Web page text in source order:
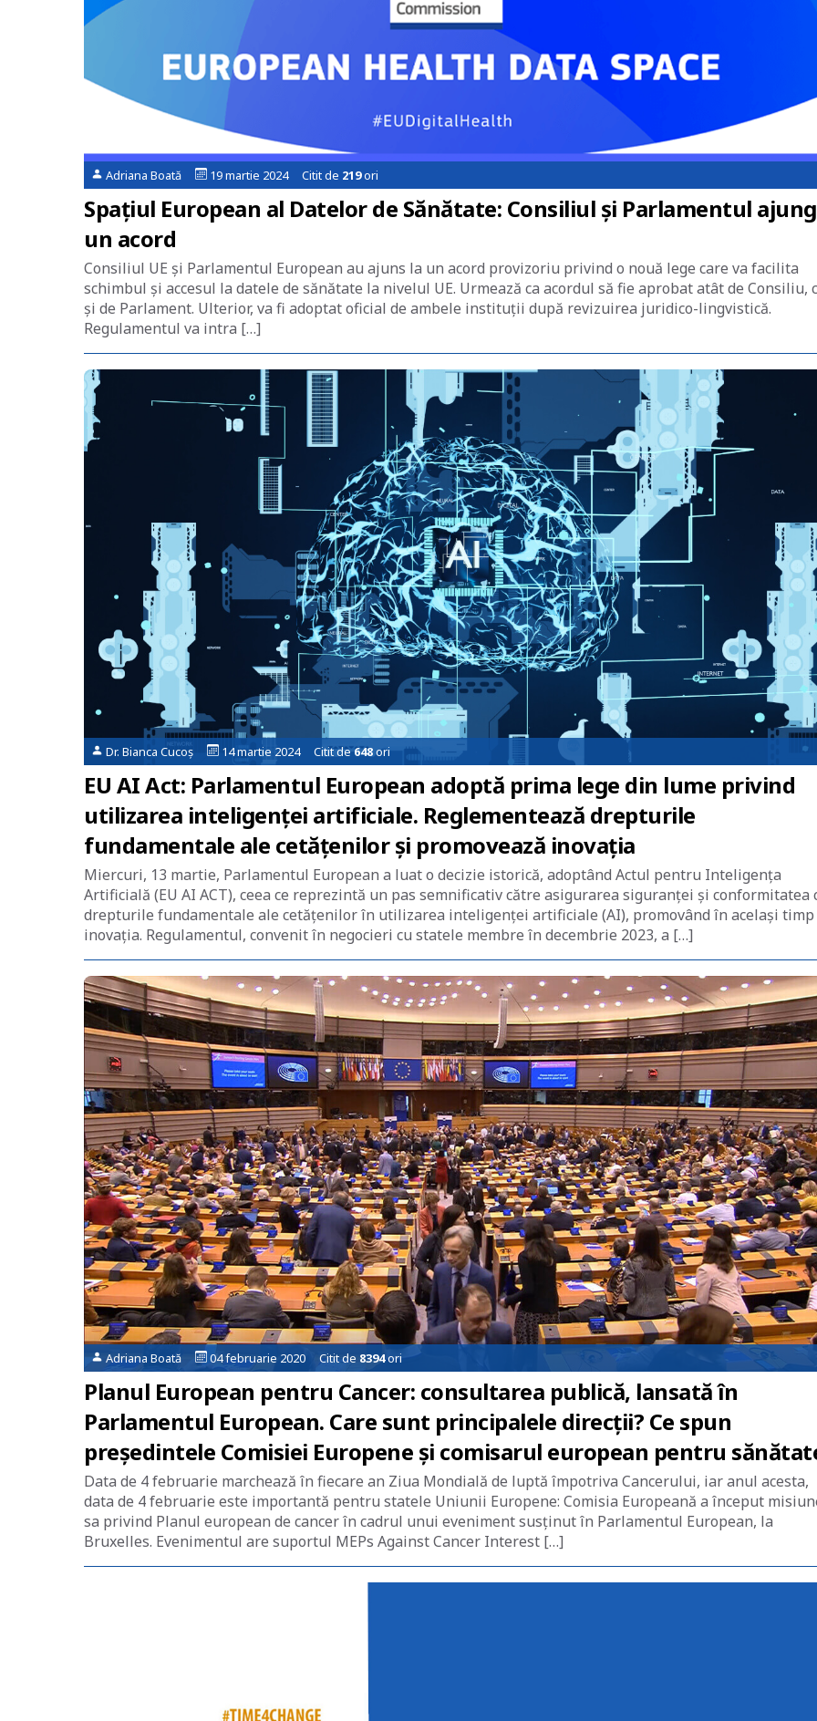
Adriana Boată 19 martie 2024 Citit de 219ori
Spațiul European al Datelor de Sănătate: Consiliul și Parlamentul
un acord
Consiliul UE și Parlamentul European au ajuns la un acord provizoriu privind o nouă lege care va facilita
schimbul și accesul la datele de sănătate la nivelul UE. Urmează ca acordul să fie aprobat atât de Consiliu,
și de Parlament. Ulterior, va fi adoptat oficial de ambele instituții după revizuirea juridico-lingvistică.
Regulamentul va intra […]
Dr. Bianca Cucoș 14 martie 2024 Citit de648ori
EU AI Act: Parlamentul European adoptă prima lege din lume privind
utilizarea inteligenței artificiale. Reglementează drepturile
fundamentale ale cetățenilor și promovează inovația
Miercuri, 13 martie, Parlamentul European a luat o decizie istorică, adoptând Actul pentru Inteligența
Artificială (EU AI ACT), ceea ce reprezintă un pas semnificativ către asigurarea siguranței și conformitatea
drepturile fundamentale ale cetățenilor în utilizarea inteligenței artificiale (AI), promovând în același timp
inovația. Regulamentul, convenit în negocieri cu statele membre în decembrie 2023, a […]
Adriana Boată 04 februarie 2020 Citit de 8394ori
Planul European pentru Cancer: consultarea publică, lansată în
Parlamentul European. Care sunt principalele direcții? Ce spun
președintele Comisiei Europene și comisarul european pentru
Data de 4 februarie marchează în fiecare an Ziua Mondială de luptă împotriva Cancerului, iar anul acesta,
data de 4 februarie este importantă pentru statele Uniunii Europene: Comisia Europeană a început
sa privind Planul european de cancer în cadrul unui eveniment susținut în Parlamentul European, la
Bruxelles. Evenimentul are suportul MEPs Against Cancer Interest […]